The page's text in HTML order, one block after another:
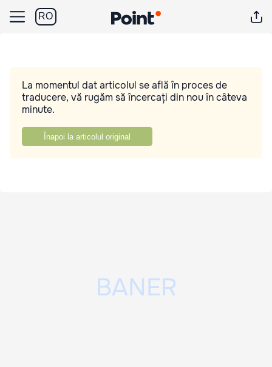
RO
La momentul dat articolul se află în proces de
traducere, vă rugăm să încercați din nou în câteva
minute.
Înapoi la articolul original